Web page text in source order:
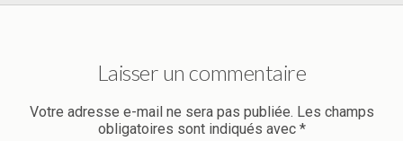
Laisser un commentaire
Votre adresse e-mail ne sera pas publiée. Les champs
obligatoires sont indiqués avec *